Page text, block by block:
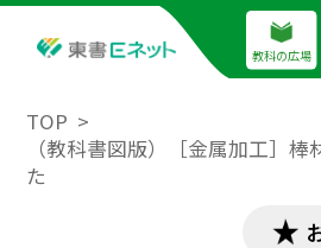
教科の広場
TOP
（教科書図版）［金属加工］
た